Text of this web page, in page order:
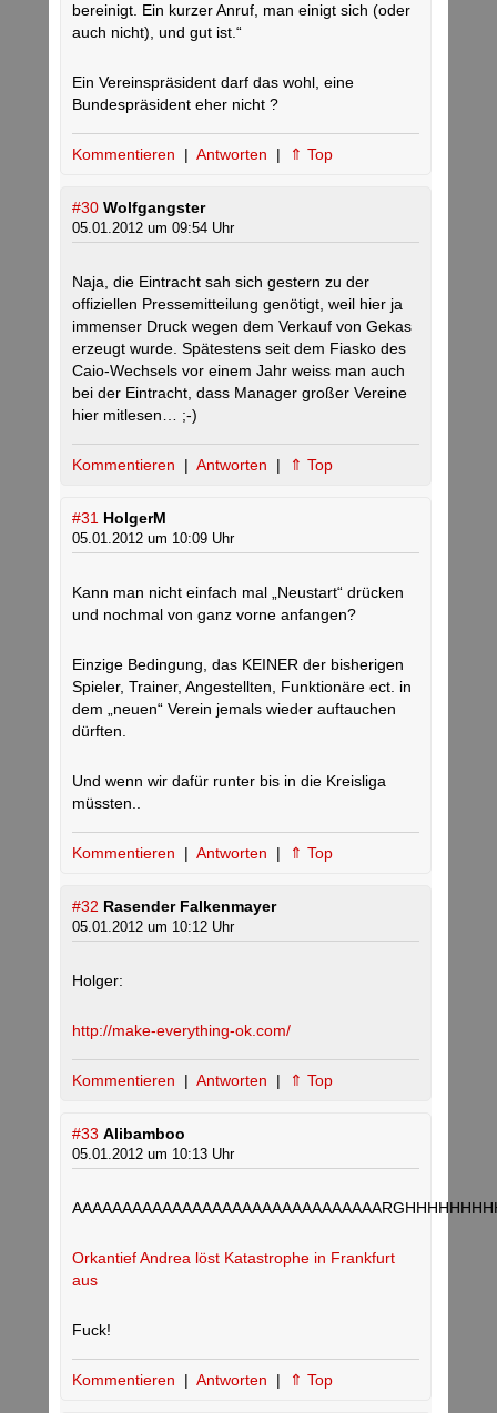
bereinigt. Ein kurzer Anruf, man einigt sich (oder
auch nicht), und gut ist.“
Ein Vereinspräsident darf das wohl, eine
Bundespräsident eher nicht ?
Kommentieren | Antworten | ⇑ Top
#30 Wolfgangster
05.01.2012 um 09:54 Uhr
Naja, die Eintracht sah sich gestern zu der
offiziellen Pressemitteilung genötigt, weil hier ja
immenser Druck wegen dem Verkauf von Gekas
erzeugt wurde. Spätestens seit dem Fiasko des
Caio-Wechsels vor einem Jahr weiss man auch
bei der Eintracht, dass Manager großer Vereine
hier mitlesen… ;-)
Kommentieren | Antworten | ⇑ Top
#31 HolgerM
05.01.2012 um 10:09 Uhr
Kann man nicht einfach mal „Neustart“ drücken
und nochmal von ganz vorne anfangen?
Einzige Bedingung, das KEINER der bisherigen
Spieler, Trainer, Angestellten, Funktionäre ect. in
dem „neuen“ Verein jemals wieder auftauchen
dürften.
Und wenn wir dafür runter bis in die Kreisliga
müssten..
Kommentieren | Antworten | ⇑ Top
#32 Rasender Falkenmayer
05.01.2012 um 10:12 Uhr
Holger:
http://make-everything-ok.com/
Kommentieren | Antworten | ⇑ Top
#33 Alibamboo
05.01.2012 um 10:13 Uhr
Orkantief Andrea löst Katastrophe in Frankfurt
aus
Fuck!
Kommentieren | Antworten | ⇑ Top